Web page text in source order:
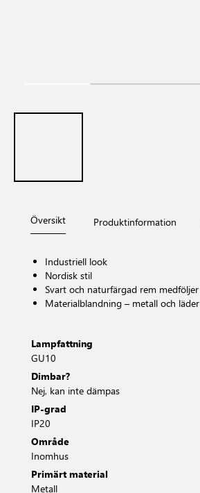
Översikt Produktinformation
Industriell look
Nordisk stil
Svart och naturfärgad rem medföljer
Materialblandning – metall och läder
Lampfattning
GU10
Dimbar?
Nej, kan inte dämpas
IP-grad
IP20
Område
Inomhus
Primärt material
Metall